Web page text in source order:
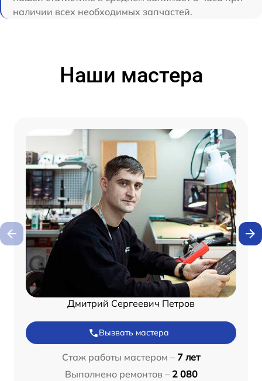
наличии всех необходимых запчастей.
Наши мастера
Дмитрий Сергеевич Петров
Вызвать мастера
Стаж работы мастером – 7 лет
Выполнено ремонтов – 2 080